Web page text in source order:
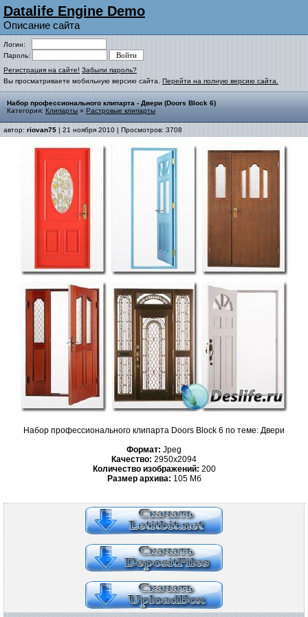
Datalife Engine Demo
Описание сайта
Логин:
Пароль:
Регистрация на сайте! Забыли пароль?
Вы просматриваете мобильную версию сайта. Перейти на полную версию сайта.
Набор профессионального клипарта - Двери (Doors Block 6)
Категория: Клипарты » Растровые клипарты
автор: riovan75 | 21 ноября 2010 | Просмотров: 3708
Набор профессионального клипарта Doors Block 6 по теме: Двери
Формат: Jpeg
Качество: 2950x2094
Количество изображений: 200
Размер архива: 105 Мб